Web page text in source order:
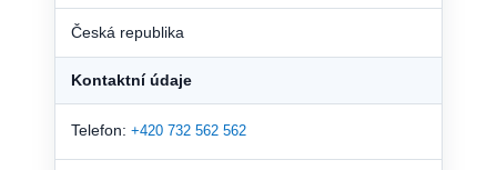
Česká republika
Kontaktní údaje
Telefon: +420 732 562 562